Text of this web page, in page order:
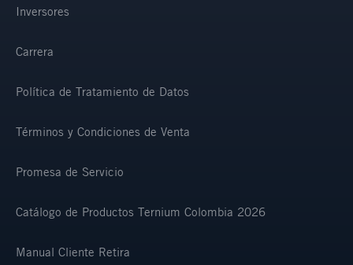
Inversores
Carrera
Política de Tratamiento de Datos
Términos y Condiciones de Venta
Promesa de Servicio
Catálogo de Productos Ternium Colombia 2026
Manual Cliente Retira